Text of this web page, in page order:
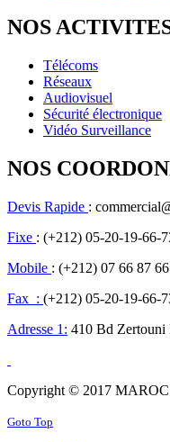
NOS
Télécoms
Réseaux
Audiovisuel
Sécurité électronique
Vidéo Surveillance
NOS
Devis Rapide :
Fixe : (+212) 05-20-19-66-
Mobile : (+212) 07 66 87
Fax : (+212) 05-20-19-66-
Adresse 1: 410 Bd Zertouni
Copyright © 2017 MAROC
Goto Top